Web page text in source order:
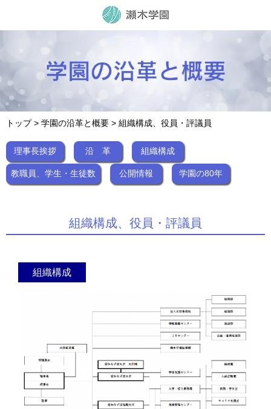
トップ> 学園の沿革と概要 > 組織構成、役員・評議員
理事長挨拶 沿 革 組織構成
教職員、学生・生徒数 公開情報 学園の80年
組織構成、役員・評議員
組織構成